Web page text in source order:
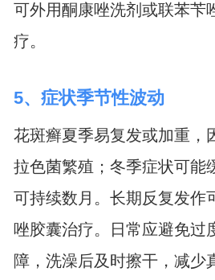
可外用酮康唑洗剂或联苯苄
疗。
5、症状季节性波动
花斑癣夏季易复发或加重，
拉色菌繁殖；冬季症状可能
可持续数月。长期反复发作
唑胶囊治疗。日常应避免过
障，洗澡后及时擦干，减少